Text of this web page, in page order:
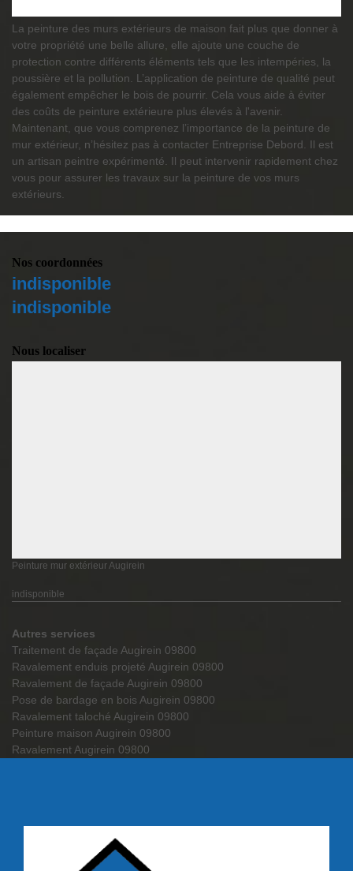
La peinture des murs extérieurs de maison fait plus que donner à
votre propriété une belle allure, elle ajoute une couche de
protection contre différents éléments tels que les intempéries, la
poussière et la pollution. L’application de peinture de qualité peut
également empêcher le bois de pourrir. Cela vous aide à éviter
des coûts de peinture extérieure plus élevés à l'avenir.
Maintenant, que vous comprenez l’importance de la peinture de
mur extérieur, n’hésitez pas à contacter Entreprise Debord. Il est
un artisan peintre expérimenté. Il peut intervenir rapidement chez
vous pour assurer les travaux sur la peinture de vos murs
extérieurs.
Nos coordonnées
indisponible
indisponible
Nous localiser
Peinture mur extérieur Augirein
indisponible
Autres services
Traitement de façade Augirein 09800
Ravalement enduis projeté Augirein 09800
Ravalement de façade Augirein 09800
Pose de bardage en bois Augirein 09800
Ravalement taloché Augirein 09800
Peinture maison Augirein 09800
Ravalement Augirein 09800